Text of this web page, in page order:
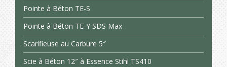
Pointe à Béton TE-S
Pointe à Béton TE-Y SDS Max
Scarifieuse au Carbure 5″
Scie à Béton 12″ à Essence Stihl TS410